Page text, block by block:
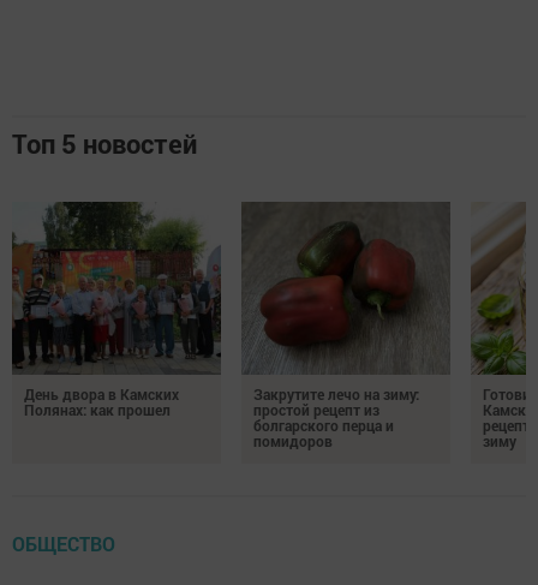
Топ 5 новостей
День двора в Камских
Полянах: как прошел
Закрутите лечо на зиму:
простой рецепт из
болгарского перца и
помидоров
зиму
ОБЩЕСТВО